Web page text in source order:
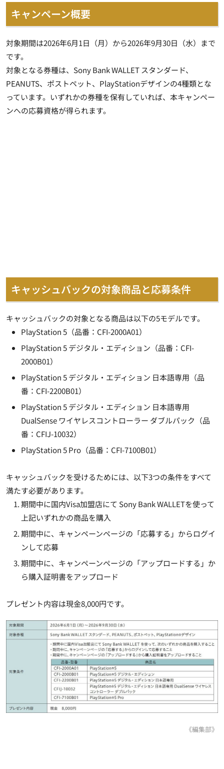
キャンペーン概要
対象期間は2026年6月1日（月）から2026年9月30日（水）まで
です。
対象となる券種は、Sony Bank WALLET スタンダード、
PEANUTS、ポストペット、PlayStationデザインの4種類とな
っています。いずれかの券種を保有していれば、本キャンペー
ンへの応募資格が得られます。
キャッシュバックの対象商品と応募条件
キャッシュバックの対象となる商品は以下の5モデルです。
PlayStation 5（品番：CFI-2000A01）
PlayStation 5 デジタル・エディション（品番：CFI-
2000B01）
PlayStation 5 デジタル・エディション 日本語専用（品
番：CFI-2200B01）
PlayStation 5 デジタル・エディション 日本語専用
DualSense ワイヤレスコントローラー ダブルパック（品
番：CFIJ-10032）
PlayStation 5 Pro（品番：CFI-7100B01）
キャッシュバックを受けるためには、以下3つの条件をすべて
満たす必要があります。
期間中に国内Visa加盟店にて Sony Bank WALLETを使って
上記いずれかの商品を購入
期間中に、キャンペーンページの「応募する」からログイ
ンして応募
期間中に、キャンペーンページの「アップロードする」か
ら購入証明書をアップロード
プレゼント内容は現金8,000円です。
《編集部》